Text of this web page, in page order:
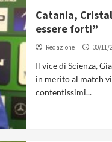
Catania,
essere forti”
Redazione 30/11/
Il vice di Scienza,
in merito al match
contentissimi...